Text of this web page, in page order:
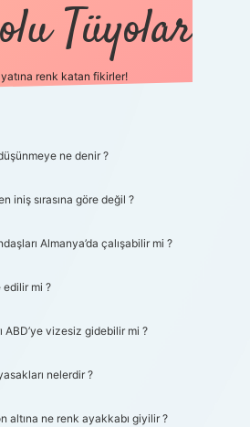
Tüyolar
renk katan fikirler!
ne denir ?
iniş sırasına göre değil ?
Almanya’da çalışabilir mi ?
mi ?
ABD’ye vizesiz gidebilir mi ?
nelerdir ?
altına ne renk ayakkabı giyilir ?